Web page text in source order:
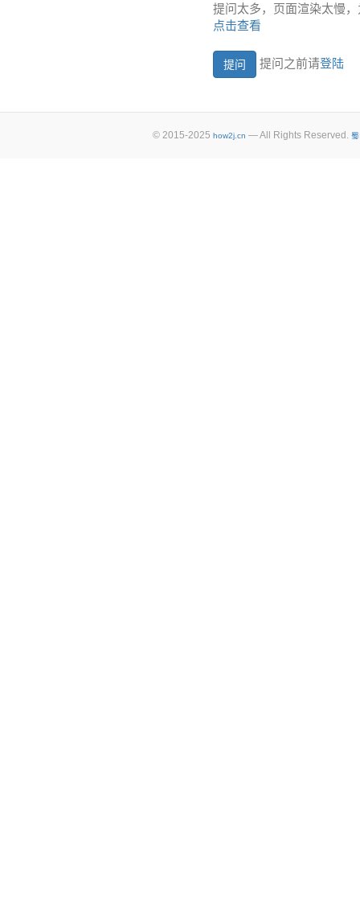
提问太多，页面渲染太慢
点击查看
提问之前请登陆
© 2015-2025 how2j.cn — All Rights Reserved.